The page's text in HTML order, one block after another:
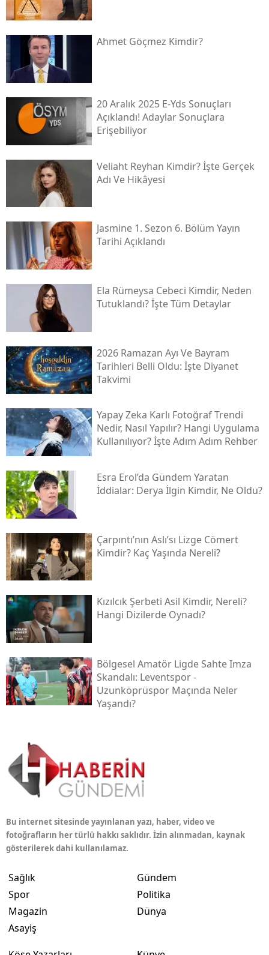
Ahmet Göçmez Kimdir?
20 Aralık 2025 E-Yds Sonuçları
Açıklandı! Adaylar Sonuçlara
Erişebiliyor
Veliaht Reyhan Kimdir? İşte Gerçek
Adı Ve Hikâyesi
Jasmine 1. Sezon 6. Bölüm Yayın
Tarihi Açıklandı
Ela Rümeysa Cebeci Kimdir, Neden
Tutuklandı? İşte Tüm Detaylar
2026 Ramazan Ayı Ve Bayram
Tarihleri Belli Oldu: İşte Diyanet
Takvimi
Yapay Zeka Karlı Fotoğraf Trendi
Nedir, Nasıl Yapılır? Hangi Uygulama
Kullanılıyor? İşte Adım Adım Rehber
Esra Erol’da Gündem Yaratan
İddialar: Derya İlgin Kimdir, Ne Oldu?
Çarpıntı’nın Aslı’sı Lizge Cömert
Kimdir? Kaç Yaşında Nereli?
Kızılcık Şerbeti Asil Kimdir, Nereli?
Hangi Dizilerde Oynadı?
Bölgesel Amatör Ligde Sahte Imza
Skandalı: Leventspor -
Uzunköprüspor Maçında Neler
Yaşandı?
Bu internet sitesinde yayınlanan yazı, haber, video ve
fotoğrafların her türlü hakkı saklıdır. İzin alınmadan, kaynak
gösterilerek dahi kullanılamaz.
Sağlık
Spor
Magazin
Asayiş
Gündem
Politika
Dünya